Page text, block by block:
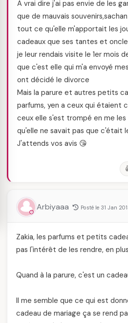
A vrai dire j'ai pas envie de les
que de mauvais
tout ce qu'elle m'apportait les
cadeaux que ses tantes et
je leur rendais visite le 1er mois
que c'est elle qui m'a envoyé
ont décidé le divorce
Mais la parure et autres petits
parfums, yen a ceux qui étaient
ceux elle s'est trompé en me
qu'elle ne savait pas que c'était
J'attends vos avis 😘
Arbiyaaa Posté le 31 Jan
Zakia, les parfums et petits
pas l'intérêt de les rendre, en
Quand à la parure, c'est un
Il me semble que ce qui est
cadeau de mariage ça se rend